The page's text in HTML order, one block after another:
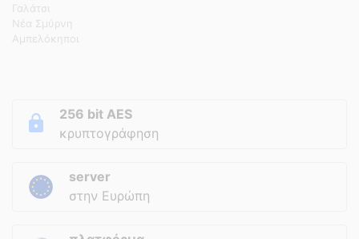
Γαλάτσι
Νέα Σμύρνη
Αμπελόκηποι
256 bit AES
κρυπτογράφηση
server
στην Ευρώπη